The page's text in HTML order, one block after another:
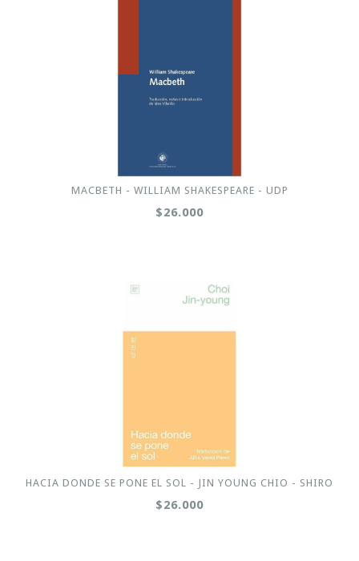
MACBETH - WILLIAM SHAKESPEARE - UDP
$26.000
HACIA DONDE SE PONE EL SOL - JIN YOUNG CHIO - SHIRO
$26.000